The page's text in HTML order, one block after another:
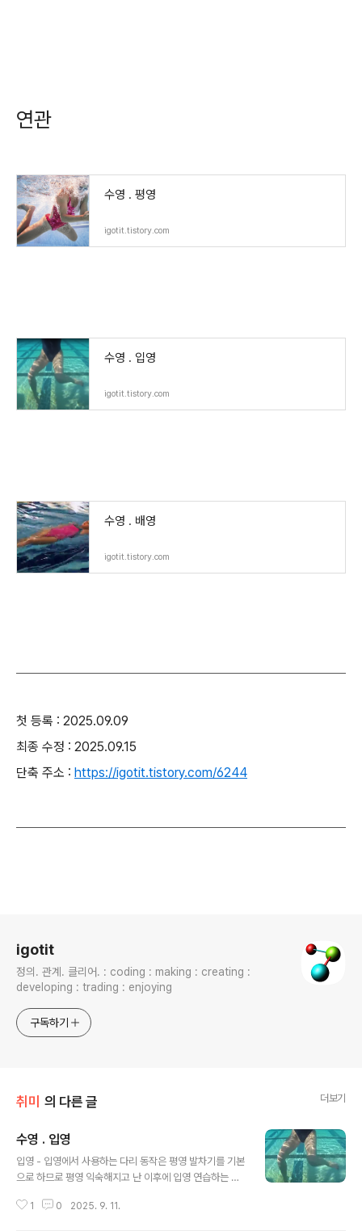
연관
수영 . 평영
igotit.tistory.com
수영 . 입영
igotit.tistory.com
수영 . 배영
igotit.tistory.com
첫 등록 : 2025.09.09
최종 수정 : 2025.09.15
단축 주소 : https://igotit.tistory.com/6244
igotit
정의. 관계. 클리어. : coding : making : creating :
developing : trading : enjoying
구독하기
취미 의 다른 글 더보기
수영 . 입영
입영 - 입영에서 사용하는 다리 동작은 평영 발차기를 기본
으로 하므로 평영 익숙해지고 난 이후에 입영 연습하는 것
어내는 스컬링을 기본으로 한다. 입영 로터리 킥 연관 수영
1 0 2025. 9. 11.